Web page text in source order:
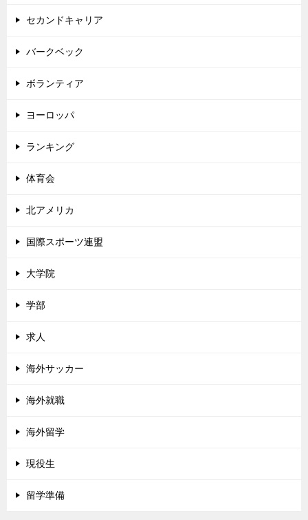
セカンドキャリア
バークベック
ボランティア
ヨーロッパ
ランキング
体育会
北アメリカ
国際スポーツ連盟
大学院
学部
求人
海外サッカー
海外就職
海外留学
現役生
留学準備